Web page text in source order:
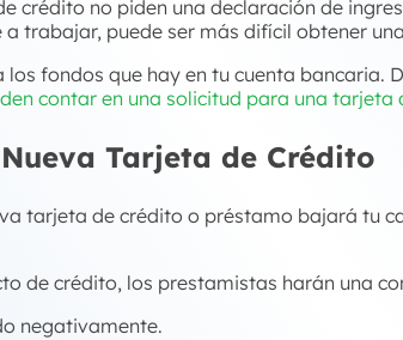
crédito no piden una declaración de
trabajar, puede ser más difícil obtener
fondos que hay en tu cuenta bancaria.
contar en una solicitud para una tarjeta
Tarjeta de Crédito
tarjeta de crédito o préstamo bajará tu
de crédito, los prestamistas harán una
negativamente.